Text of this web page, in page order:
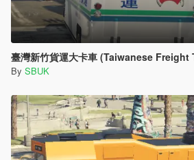
臺灣新竹貨運大卡車 (Taiwanese Freight
By SBUK